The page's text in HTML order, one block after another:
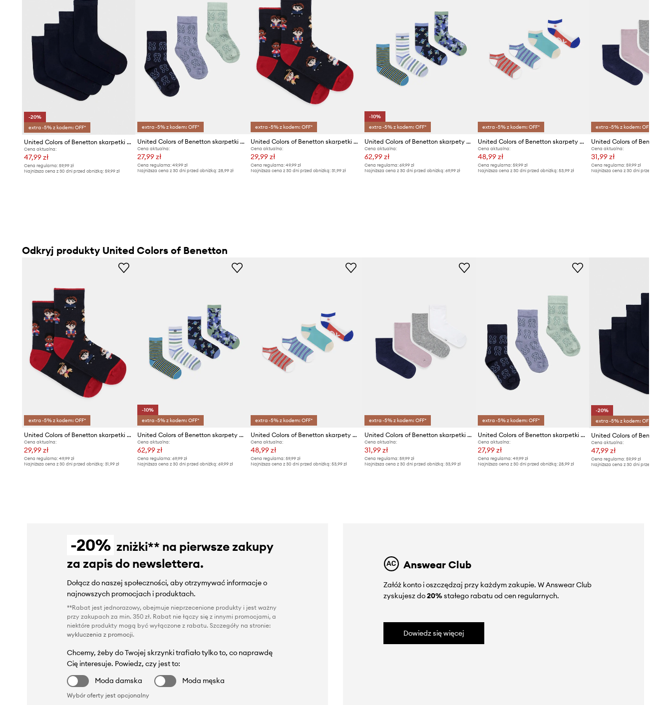
-20%
extra -5% z kodem: OFF*
United Colors of Benetton skarpetki dziecięce 4-pack
Cena aktualna:
47,99 zł
Cena regularna: 59,99 zł
Najniższa cena z 30 dni przed obniżką: 59,99 zł
extra -5% z kodem: OFF*
United Colors of Benetton skarpetki niemowlęce 3-pack
Cena aktualna:
27,99 zł
Cena regularna:49,99 zł
Najniższa cena z 30 dni przed obniżką:28,99 zł
extra -5% z kodem: OFF*
United Colors of Benetton skarpetki dziecięce z bawełną
Cena aktualna:
29,99 zł
Cena regularna: 49,99 zł
Najniższa cena z 30 dni przed obniżką: 31,99 zł
-10%
extra -5% z kodem: OFF*
United Colors of Benetton skarpety dziecięce 4-pack
Cena aktualna:
62,99 zł
Cena regularna: 69,99 zł
Najniższa cena z 30 dni przed obniżką: 69,99 zł
extra -5% z kodem: OFF*
United Colors of Benetton skarpety dziecięce 4-pack
Cena aktualna:
48,99 zł
Cena regularna:59,99 zł
Najniższa cena z 30 dni przed obniżką:53,99 zł
extra -5% z kodem: OFF*
Cena aktualna:
31,99 zł
Cena regularna: 59,99 zł
Najniższa cena z 30 dni przed obniżką:
Odkryj produkty United Colors of Benetton
extra -5% z kodem: OFF*
United Colors of Benetton skarpetki dziecięce z bawełną
Cena aktualna:
29,99 zł
Cena regularna: 49,99 zł
Najniższa cena z 30 dni przed obniżką: 31,99 zł
-10%
extra -5% z kodem: OFF*
United Colors of Benetton skarpety dziecięce 4-pack
Cena aktualna:
62,99 zł
Cena regularna:69,99 zł
Najniższa cena z 30 dni przed obniżką:69,99 zł
extra -5% z kodem: OFF*
United Colors of Benetton skarpety dziecięce 4-pack
Cena aktualna:
48,99 zł
Cena regularna: 59,99 zł
Najniższa cena z 30 dni przed obniżką: 53,99 zł
extra -5% z kodem: OFF*
United Colors of Benetton skarpetki dziecięce 4-pack
Cena aktualna:
31,99 zł
Cena regularna: 59,99 zł
Najniższa cena z 30 dni przed obniżką: 33,99 zł
extra -5% z kodem: OFF*
United Colors of Benetton skarpetki niemowlęce 3-pack
Cena aktualna:
27,99 zł
Cena regularna:49,99 zł
Najniższa cena z 30 dni przed obniżką:28,99 zł
-20%
extra -5% z kodem: OFF*
Cena aktualna:
47,99 zł
Cena regularna: 59,99 zł
Najniższa cena z 30 dni przed obniżką:
-20% zniżki** na pierwsze zakupy
za zapis do newslettera.
Dołącz do naszej społeczności, aby otrzymywać informacje o
najnowszych promocjach i produktach.
**Rabat jest jednorazowy, obejmuje nieprzecenione produkty i jest ważny
przy zakupach za min. 350 zł. Rabat nie łączy się z innymi promocjami, a
niektóre produkty mogą być wyłączone z rabatu. Szczegóły na stronie:
wykluczenia z promocji.
Chcemy, żeby do Twojej skrzynki trafiało tylko to, co naprawdę
Cię interesuje. Powiedz, czy jest to:
Moda damska
Moda męska
Wybór oferty jest opcjonalny
Answear Club
Załóż konto i oszczędzaj przy każdym zakupie. W Answear Club
zyskujesz do20%stałego rabatu od cen regularnych.
Dowiedz się więcej